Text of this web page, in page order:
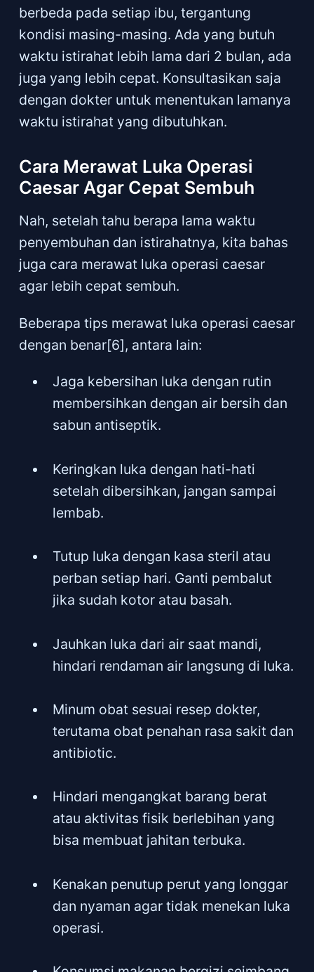
berbeda pada setiap ibu, tergantung
kondisi masing-masing. Ada yang butuh
waktu istirahat lebih lama dari 2 bulan, ada
juga yang lebih cepat. Konsultasikan saja
dengan dokter untuk menentukan lamanya
waktu istirahat yang dibutuhkan.
Cara Merawat Luka Operasi
Caesar Agar Cepat Sembuh
Nah, setelah tahu berapa lama waktu
penyembuhan dan istirahatnya, kita bahas
juga cara merawat luka operasi caesar
agar lebih cepat sembuh.
Beberapa tips merawat luka operasi caesar
dengan benar[6], antara lain:
Jaga kebersihan luka dengan rutin
membersihkan dengan air bersih dan
sabun antiseptik.
Keringkan luka dengan hati-hati
setelah dibersihkan, jangan sampai
lembab.
Tutup luka dengan kasa steril atau
perban setiap hari. Ganti pembalut
jika sudah kotor atau basah.
Jauhkan luka dari air saat mandi,
hindari rendaman air langsung di luka.
Minum obat sesuai resep dokter,
terutama obat penahan rasa sakit dan
antibiotic.
Hindari mengangkat barang berat
atau aktivitas fisik berlebihan yang
bisa membuat jahitan terbuka.
Kenakan penutup perut yang longgar
dan nyaman agar tidak menekan luka
operasi.